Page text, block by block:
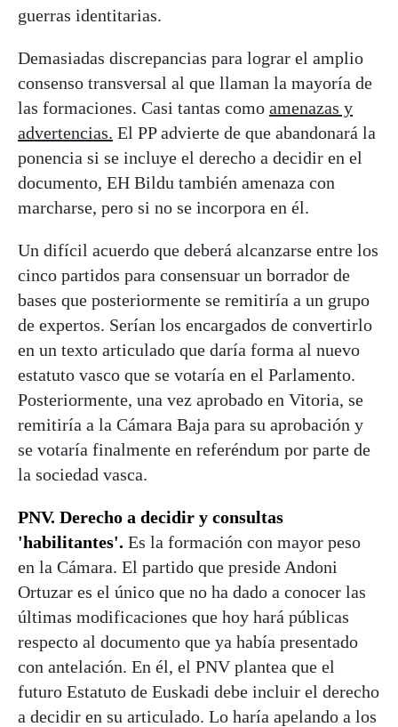
guerras identitarias.
Demasiadas discrepancias para lograr el amplio
consenso transversal al que llaman la mayoría de
las formaciones. Casi tantas como amenazas y
advertencias. El PP advierte de que abandonará la
ponencia si se incluye el derecho a decidir en el
documento, EH Bildu también amenaza con
marcharse, pero si no se incorpora en él.
Un difícil acuerdo que deberá alcanzarse entre los
cinco partidos para consensuar un borrador de
bases que posteriormente se remitiría a un grupo
de expertos. Serían los encargados de convertirlo
en un texto articulado que daría forma al nuevo
estatuto vasco que se votaría en el Parlamento.
Posteriormente, una vez aprobado en Vitoria, se
remitiría a la Cámara Baja para su aprobación y
se votaría finalmente en referéndum por parte de
la sociedad vasca.
PNV. Derecho a decidir y consultas
'habilitantes'. Es la formación con mayor peso
en la Cámara. El partido que preside Andoni
Ortuzar es el único que no ha dado a conocer las
últimas modificaciones que hoy hará públicas
respecto al documento que ya había presentado
con antelación. En él, el PNV plantea que el
futuro Estatuto de Euskadi debe incluir el derecho
a decidir en su articulado. Lo haría apelando a los